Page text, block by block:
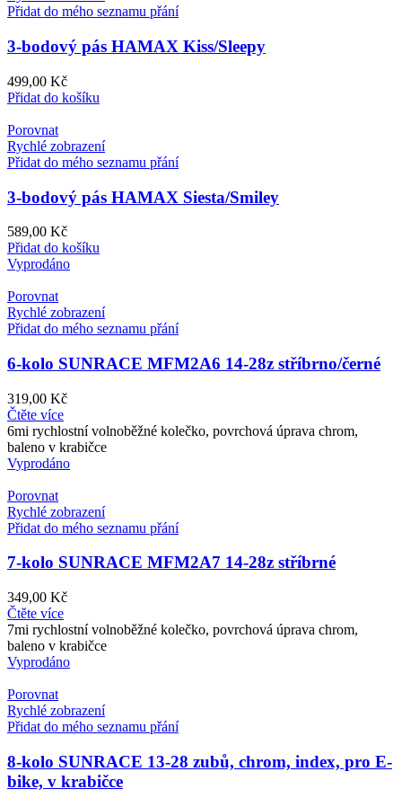
Přidat do mého seznamu přání
3-bodový pás HAMAX Kiss/Sleepy
499,00 Kč
Přidat do košíku
Porovnat
Rychlé zobrazení
Přidat do mého seznamu přání
3-bodový pás HAMAX Siesta/Smiley
589,00 Kč
Přidat do košíku
Vyprodáno
Porovnat
Rychlé zobrazení
Přidat do mého seznamu přání
6-kolo SUNRACE MFM2A6 14-28z stříbrno/černé
319,00 Kč
Čtěte více
6mi rychlostní volnoběžné kolečko, povrchová úprava chrom,
baleno v krabičce
Vyprodáno
Porovnat
Rychlé zobrazení
Přidat do mého seznamu přání
7-kolo SUNRACE MFM2A7 14-28z stříbrné
349,00 Kč
Čtěte více
7mi rychlostní volnoběžné kolečko, povrchová úprava chrom,
baleno v krabičce
Vyprodáno
Porovnat
Rychlé zobrazení
Přidat do mého seznamu přání
8-kolo SUNRACE 13-28 zubů, chrom, index, pro E-
bike, v krabičce